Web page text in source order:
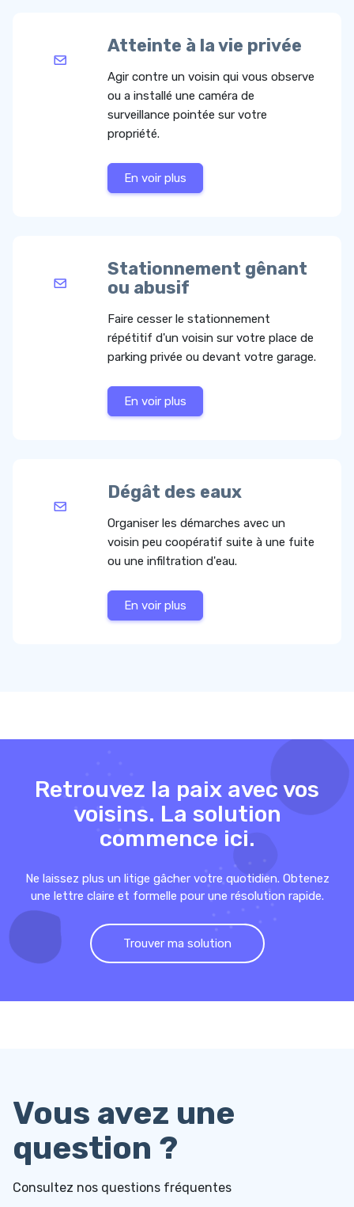
Atteinte à la vie privée
Agir contre un voisin qui vous observe
ou a installé une caméra de
surveillance pointée sur votre
propriété.
En voir plus
Stationnement gênant
ou abusif
Faire cesser le stationnement
répétitif d'un voisin sur votre place de
parking privée ou devant votre garage.
En voir plus
Dégât des eaux
Organiser les démarches avec un
voisin peu coopératif suite à une fuite
ou une infiltration d'eau.
En voir plus
Retrouvez la paix avec vos
voisins. La solution
commence ici.
Ne laissez plus un litige gâcher votre quotidien. Obtenez
une lettre claire et formelle pour une résolution rapide.
Trouver ma solution
Vous avez une
question ?
Consultez nos questions fréquentes